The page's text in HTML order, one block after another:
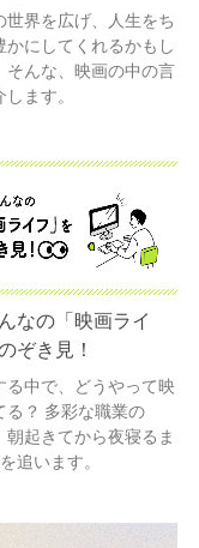
世界を広げ、人生をち
かにしてくれるかもし
そんな、映画の中の言
ます。
なの「映画ライ
ぞき見！
る中で、どうやって映
る？ 多彩な職業の
朝起きてから夜寝るま
追います。